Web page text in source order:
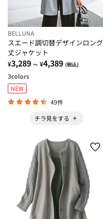
BELLUNA
スエード調切替デザインロング
丈ジャケット
¥3,289 ～ ¥4,389 (税込)
3colors
NEW
49件
チラ見をする